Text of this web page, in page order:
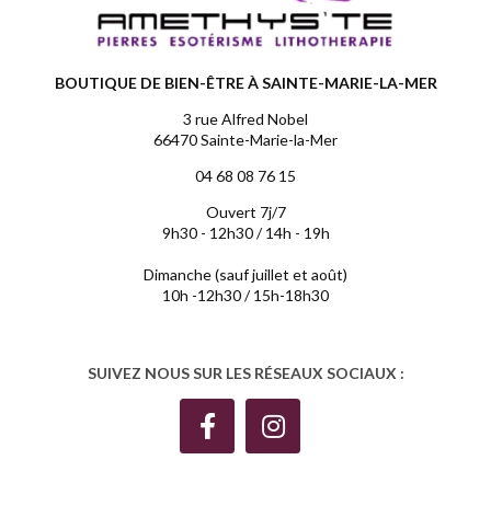
BOUTIQUE DE BIEN-ÊTRE À SAINTE-MARIE-LA-MER
3 rue Alfred Nobel
66470 Sainte-Marie-la-Mer
04 68 08 76 15
Ouvert 7j/7
9h30 - 12h30 / 14h - 19h
Dimanche (sauf juillet et août)
10h -12h30 / 15h-18h30
SUIVEZ NOUS SUR LES RÉSEAUX SOCIAUX :